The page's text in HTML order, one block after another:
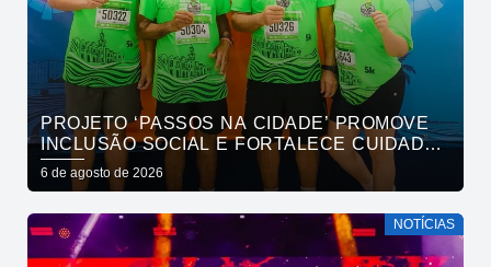
PROJETO ‘PASSOS NA CIDADE’ PROMOVE
INCLUSÃO SOCIAL E FORTALECE CUIDADO
EM SAÚDE MENTAL POR MEIO DA CORRIDA
6 de agosto de 2026
NOTÍCIAS